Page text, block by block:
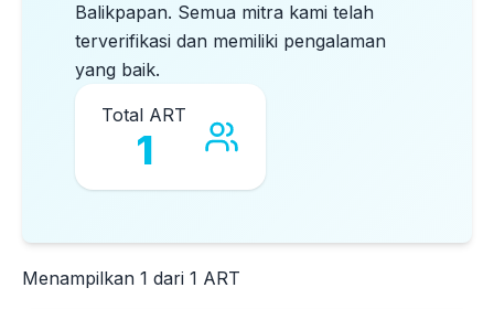
Balikpapan. Semua mitra kami telah
terverifikasi dan memiliki pengalaman
yang baik.
Total ART
1
Menampilkan 1 dari 1 ART